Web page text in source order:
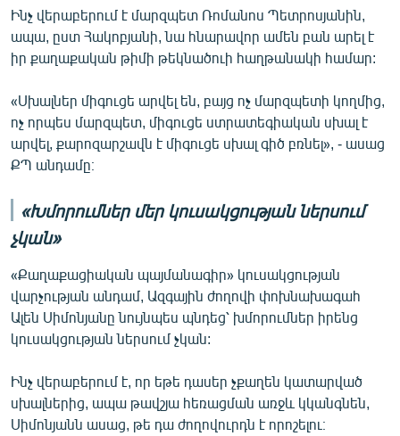
Ինչ վերաբերում է մարզպետ Ռոմանոս Պետրոսյանին,
ապա, ըստ Հակոբյանի, նա հնարավոր ամեն բան արել է
իր քաղաքական թիմի թեկնածուի հաղթանակի համար:
«Սխալներ միգուցե արվել են, բայց ոչ մարզպետի կողմից,
ոչ որպես մարզպետ, միգուցե ստրատեգիական սխալ է
արվել, քարոզարշավն է միգուցե սխալ գիծ բռնել», - ասաց
ՔՊ անդամը։
«Խմորումներ մեր կուսակցության ներսում
չկան»
«Քաղաքացիական պայմանագիր» կուսակցության
վարչության անդամ, Ազգային ժողովի փոխնախագահ
Ալեն Սիմոնյանը նույնպես պնդեց՝ խմորումներ իրենց
կուսակցության ներսում չկան:
Ինչ վերաբերում է, որ եթե դասեր չքաղեն կատարված
սխալներից, ապա թավշյա հեռացման առջև կկանգնեն,
Սիմոնյանն ասաց, թե դա ժողովուրդն է որոշելու։